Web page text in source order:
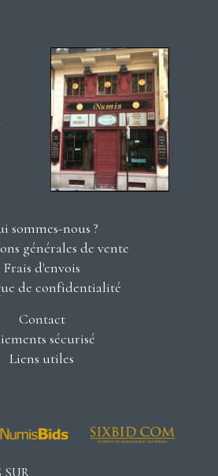
sommes-nous ?
générales de vente
Frais d'envois
de confidentialité
Contact
sécurisé
Liens utiles